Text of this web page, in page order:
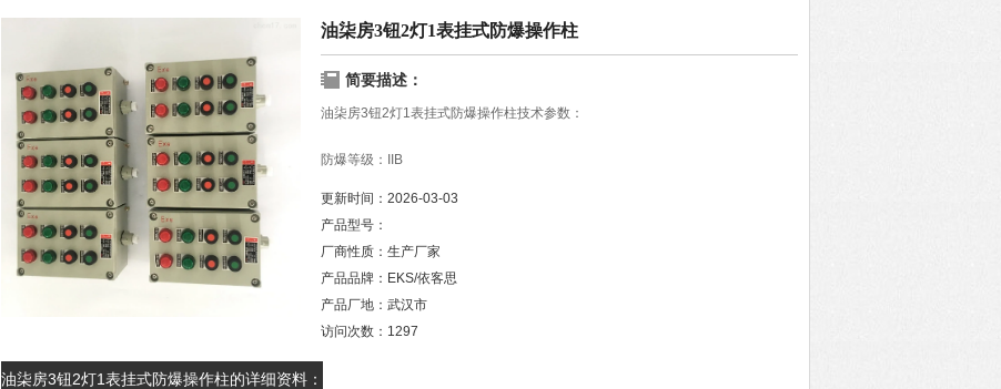
油柒房3钮2灯1表挂式防爆操作柱
简要描述：
油柒房3钮2灯1表挂式防爆操作柱技术参数：
防爆等级：IIB
防腐等级:WF1
防护等级：IP54
材质：铸铝合/304不锈钢/钢板焊接
更新时间： 2026-03-03
产品型号：
厂商性质： 生产厂家
产品品牌： EKS/依客思
产品厂地： 武汉市
访问次数： 1297
油柒房3钮2灯1表挂式防爆操作柱的详细资料：